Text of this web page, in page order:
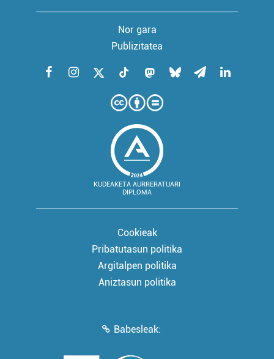
Nor gara
Publizitatea
KUDEAKETA AURRERATUARI
DIPLOMA
Cookieak
Pribatutasun politika
Argitalpen politika
Aniztasun politika
Babesleak: